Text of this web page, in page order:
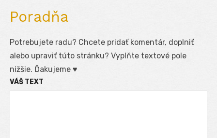
Poradňa
Potrebujete radu? Chcete pridať komentár, doplniť
alebo upraviť túto stránku? Vyplňte textové pole
nižšie. Ďakujeme ♥
VÁŠ TEXT